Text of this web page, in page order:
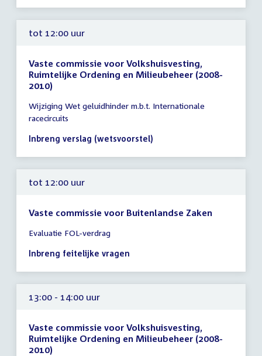
uur
tot 12:00 uur
Vaste commissie voor Volkshuisvesting,
Ruimtelijke Ordening en Milieubeheer (2008-
2010)
vergadering
tot
12:00
Wijziging Wet geluidhinder m.b.t. Internationale
racecircuits
Inbreng verslag (wetsvoorstel)
tot 12:00 uur
Vaste commissie voor Buitenlandse Zaken
vergadering
tot
uur
Evaluatie FOL-verdrag
Inbreng feitelijke vragen
13:00 - 14:00 uur
Vaste commissie voor Volkshuisvesting,
Ruimtelijke Ordening en Milieubeheer (2008-
2010)